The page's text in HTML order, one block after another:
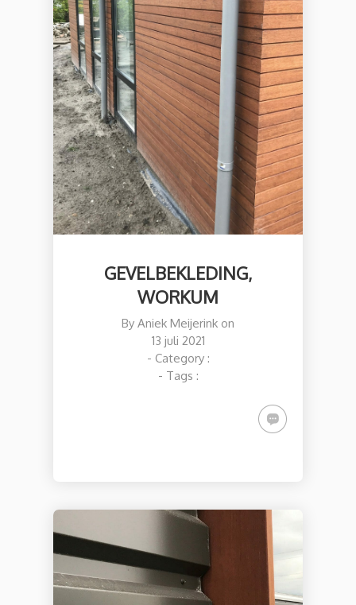
GEVELBEKLEDING,
WORKUM
By Aniek Meijerink on
13 juli 2021
- Category :
- Tags :